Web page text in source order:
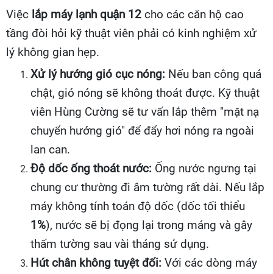
Việc lắp máy lạnh quận 12 cho các căn hộ cao
tầng đòi hỏi kỹ thuật viên phải có kinh nghiệm xử
lý không gian hẹp.
Xử lý hướng gió cục nóng: Nếu ban công quá
chật, gió nóng sẽ không thoát được. Kỹ thuật
viên Hùng Cường sẽ tư vấn lắp thêm "mặt nạ
chuyển hướng gió" để đẩy hơi nóng ra ngoài
lan can.
Độ dốc ống thoát nước: Ống nước ngưng tại
chung cư thường đi âm tường rất dài. Nếu lắp
máy không tính toán độ dốc (dốc tối thiểu
1%), nước sẽ bị đọng lại trong máng và gây
thấm tường sau vài tháng sử dụng.
Hút chân không tuyệt đối: Với các dòng máy